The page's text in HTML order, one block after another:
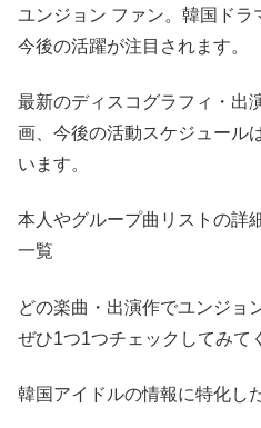
ユンジョン ファン。韓国ドラ
今後の活躍が注目されます。
最新のディスコグラフィ・出
画、今後の活動スケジュール
います。
本人やグループ曲リストの詳
一覧
どの楽曲・出演作でユンジョ
ぜひ1つ1つチェックしてみて
韓国アイドルの情報に特化し